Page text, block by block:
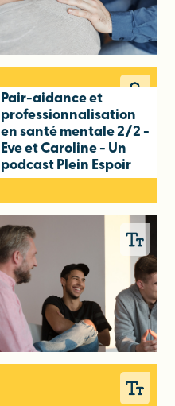
Pair-aidance et
professionnalisation
en santé mentale 2/2 -
Eve et Caroline - Un
podcast Plein Espoir